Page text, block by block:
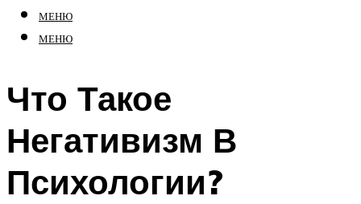
МЕНЮ
МЕНЮ
Что Такое
Негативизм В
Психологии?